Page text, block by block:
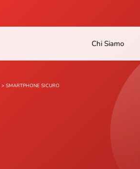
Chi Siamo
> SMARTPHONE SICURO